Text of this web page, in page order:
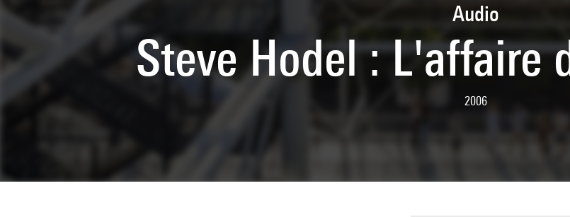
Audio
Steve Hodel : L'affaire
2006